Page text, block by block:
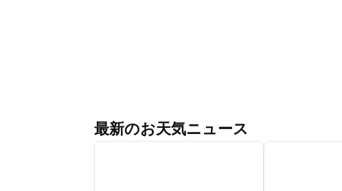
最新のお天気ニュース